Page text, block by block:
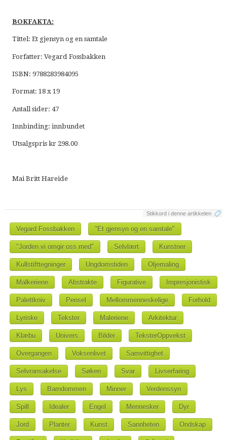
BOKFAKTA:
Tittel: Et gjensyn og en samtale
Forfatter: Vegard Fossbakken
ISBN: 9788283984095
Format: 18 x 19
Antall sider: 47
Innbinding: innbundet
Utsalgspris kr 298.00
Mai Britt Hareide
Stikkord i denne artikkelen
Vegard Fossbakken "Et gjensyn og en samtale"
"Jorden vi omgir oss med" Selvlært Kunstner
Kullstifttegninger Ungdomstiden Oljemaling
Malkeriene Abstrakte Figurative Impresjonistisk
Palettkniv Pensel Mellommenneskelige Forhold
Lyriske Tekster Maleriene Arkitektur
Klæbu Univers Bilder TeksterOppvekst
Overgangen Voksenlivet Samvittighet
Selvransakelse Søken Svar Livserfaring
Lys Barndommen Minner Verdenssyn
Spill Idealer Engel Mennesker Dyr
Jord Planter Kunst Sannheten Ondskap